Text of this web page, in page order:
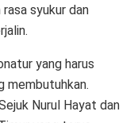
rasa syukur dan
yang harus
membutuhkan.
Nurul Hayat dan